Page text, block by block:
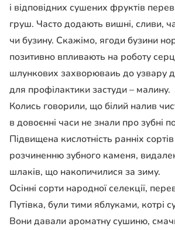
і відповідних сушених фруктів
груш. Часто додають вишні, сливи,
чи бузину. Скажімо, ягоди бузини
позитивно впливають на роботу
шлункових захворюваиь до узвару
для профілактики застуди – малину.
Колись говорили, що білий налив
в довоєнні часи не знали про зубні
Підвищена кислотність ранніх
розчиненню зубного каменя,
шлаків, що накопичилися за зиму.
Осінні сорти народної се­лекції,
Путівка, були тими яблуками, котрі
Вони давали ароматну сушиню,